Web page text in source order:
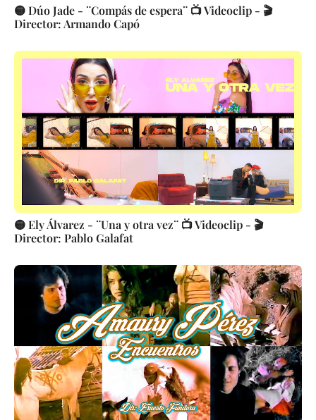
🟡 Dúo Jade - ¨Compás de espera¨ 📺 Videoclip - 🎬
Director: Armando Capó
🟡 Ely Álvarez - ¨Una y otra vez¨ 📺 Videoclip - 🎬
Director: Pablo Galafat